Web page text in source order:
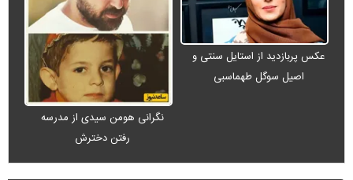
عکس پربازدید از استایل سنتی و
اصیل سوگل طهماسبی
نگرانی هومن سیدی از مدرسه
رفتن دخترش